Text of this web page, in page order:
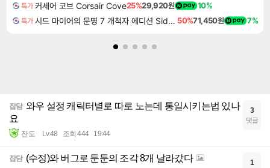
특가 커세어 코브 Corsair Cove25%29,920원 10%
특가 시드 마이어의 문명 7 개척자 에디션 Sid Meier's Civilization VII Founders Edition 50%71,450원 7%
잡담 와우 설정 캐릭터별로 따로 노는데 통일시키는법 있나
요
잔도 Lv.48 조회 444 19:44
3
댓글
잡담 (수정)와 버그로 둔둔의 조각 8개 날라갔다 1